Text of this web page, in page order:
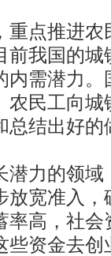
点推进农
前我国的城
内需潜力。
农民工向
总结出好的
力的领域
放宽准入，
率高，社会
些资金去创